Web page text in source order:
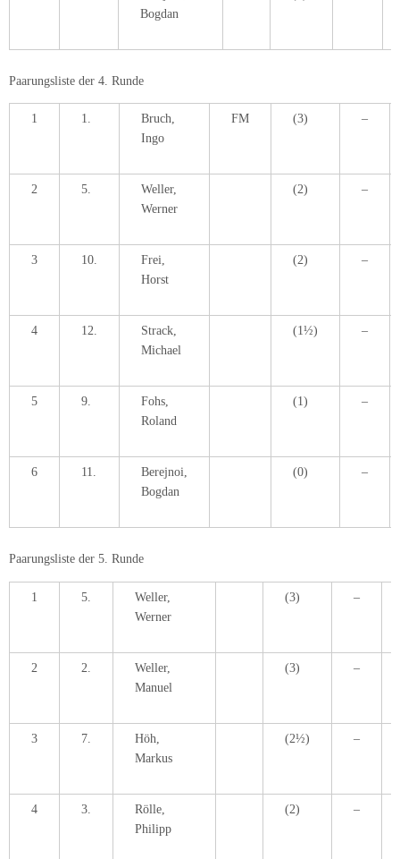
Bogdan
Paarungsliste der 4. Runde
1 1.
Bruch,
Ingo
FM (3) –
2 5.
Weller,
Werner
(2) –
3 10.
Frei,
Horst
(2) –
4 12.
Strack,
Michael
(1½) –
5 9.
Fohs,
Roland
(1) –
6 11.
Berejnoi,
Bogdan
(0) –
Paarungsliste der 5. Runde
1 5.
Weller,
Werner
(3) –
2 2.
Weller,
Manuel
(3) –
3 7.
Höh,
Markus
(2½) –
4 3.
Rölle,
Philipp
(2) –